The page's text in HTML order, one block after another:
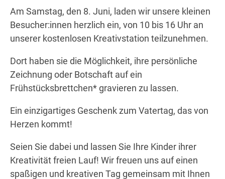
Wegbeschreibung
Am Samstag, den 8. Juni, laden wir unsere kleinen
Besucher:innen herzlich ein, von 10 bis 16 Uhr an
unserer kostenlosen Kreativstation teilzunehmen.
Dort haben sie die Möglichkeit, ihre persönliche
Zeichnung oder Botschaft auf ein
Frühstücksbrettchen* gravieren zu lassen.
Ein einzigartiges Geschenk zum Vatertag, das von
Herzen kommt!
Seien Sie dabei und lassen Sie Ihre Kinder ihrer
Kreativität freien Lauf! Wir freuen uns auf einen
spaßigen und kreativen Tag gemeinsam mit Ihnen